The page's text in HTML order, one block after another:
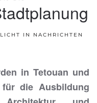
IN NACHRICHTEN
in Tetouan und
die Ausbildung